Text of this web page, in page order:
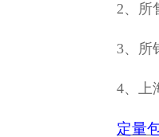
2、所
3、所
4、上
定量